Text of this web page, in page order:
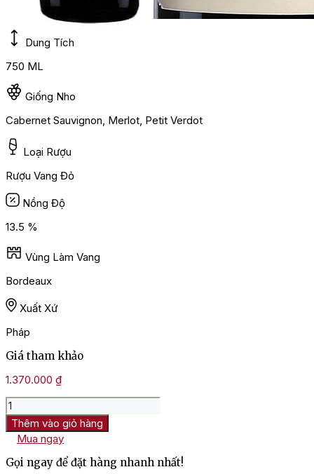
Dung Tích
750 ML
Giống Nho
Cabernet Sauvignon, Merlot, Petit Verdot
Loại Rượu
Rượu Vang Đỏ
Nồng Độ
13.5 %
Vùng Làm Vang
Bordeaux
Xuất Xứ
Pháp
Giá tham khảo
1.370.000 ₫
Rượu
Vang
L'esprit
De
Chevalier
Pessac
Thêm vào giỏ hàng
Mua ngay
Gọi ngay để đặt hàng nhanh nhất!